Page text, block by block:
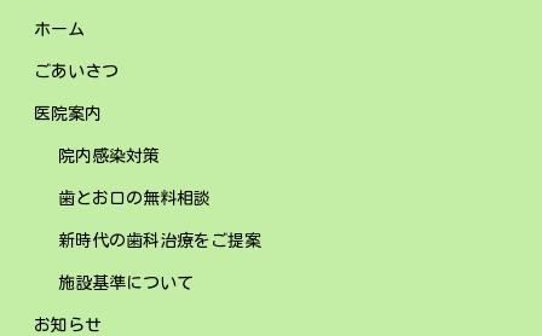
ホーム
ごあいさつ
医院案内
院内感染対策
歯とお口の無料相談
新時代の歯科治療をご提案
施設基準について
お知らせ